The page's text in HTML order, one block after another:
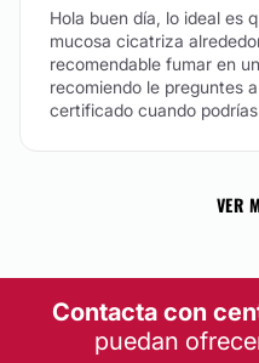
Hola buen día, lo ideal es
mucosa cicatriza
recomendable fumar en
recomiendo le preguntes
certificado cuando
VER
Contacta con
puedan